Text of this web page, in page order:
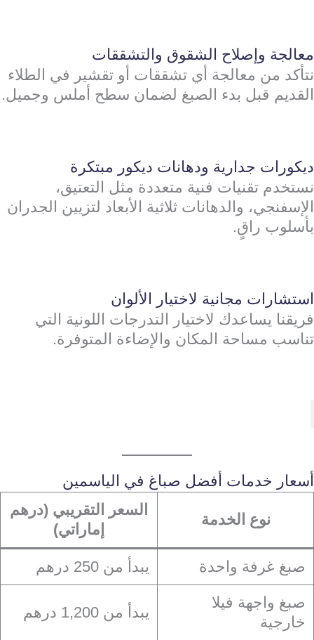
معالجة وإصلاح الشقوق والتشققات
نتأكد من معالجة أي تشققات أو تقشير في الطلاء
القديم قبل بدء الصبغ لضمان سطح أملس وجميل.
ديكورات جدارية ودهانات ديكور مبتكرة
نستخدم تقنيات فنية متعددة مثل التعتيق،
الإسفنجي، والدهانات ثلاثية الأبعاد لتزيين الجدران
بأسلوب راقٍ.
استشارات مجانية لاختيار الألوان
فريقنا يساعدك لاختيار التدرجات اللونية التي
تناسب مساحة المكان والإضاءة المتوفرة.
أسعار خدمات أفضل صباغ في الياسمين
نوع الخدمة
السعر التقريبي (درهم
إماراتي)
صبغ غرفة واحدة يبدأ من 250 درهم
صبغ واجهة فيلا
خارجية
يبدأ من 1,200 درهم